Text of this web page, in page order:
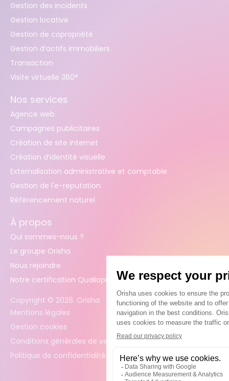
Gestion des incidents
Gestion locative
Gestion de copropriété
Gestion d’actifs immobiliers
Transaction
Visite virtuelle 360°
Nos services
Agence web
Campagnes publicitaires
Création de site internet
Création d’identité visuelle
Externalisation administrative et comptable
Gestion de l'e-reputation
Référencement naturel
À propos
Qui sommes-nous ?
Le groupe Orisha
Nous rejoindre
Notre certification Qualiopi
Copyright © 2026. Orisha
Mentions légales
Gestion cookies
Conditions générales de vente
Politique de confidentialité des données